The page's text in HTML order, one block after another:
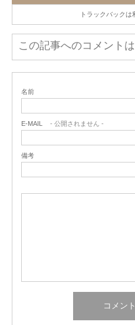
トラックバックは
この記事へのコメントは
名前
E-MAIL - 公開されません -
備考